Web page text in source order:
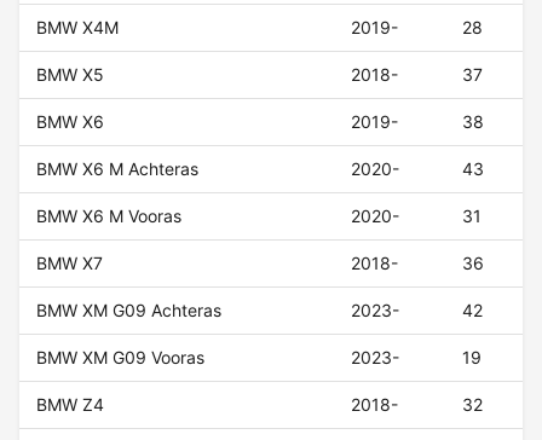
BMW X4M 2019- 28
BMW X5 2018- 37
BMW X6 2019- 38
BMW X6 M Achteras 2020- 43
BMW X6 M Vooras 2020- 31
BMW X7 2018- 36
BMW XM G09 Achteras 2023- 42
BMW XM G09 Vooras 2023- 19
BMW Z4 2018- 32